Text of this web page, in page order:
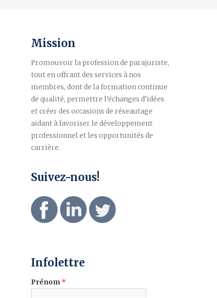
Mission
Promouvoir la profession de parajuriste,
tout en offrant des services à nos
membres, dont de la formation continue
de qualité, permettre l’échanges d’idées
et créer des occasions de réseautage
aidant à favoriser le développement
professionnel et les opportunités de
carrière.
Suivez-nous!
Infolettre
Prénom *